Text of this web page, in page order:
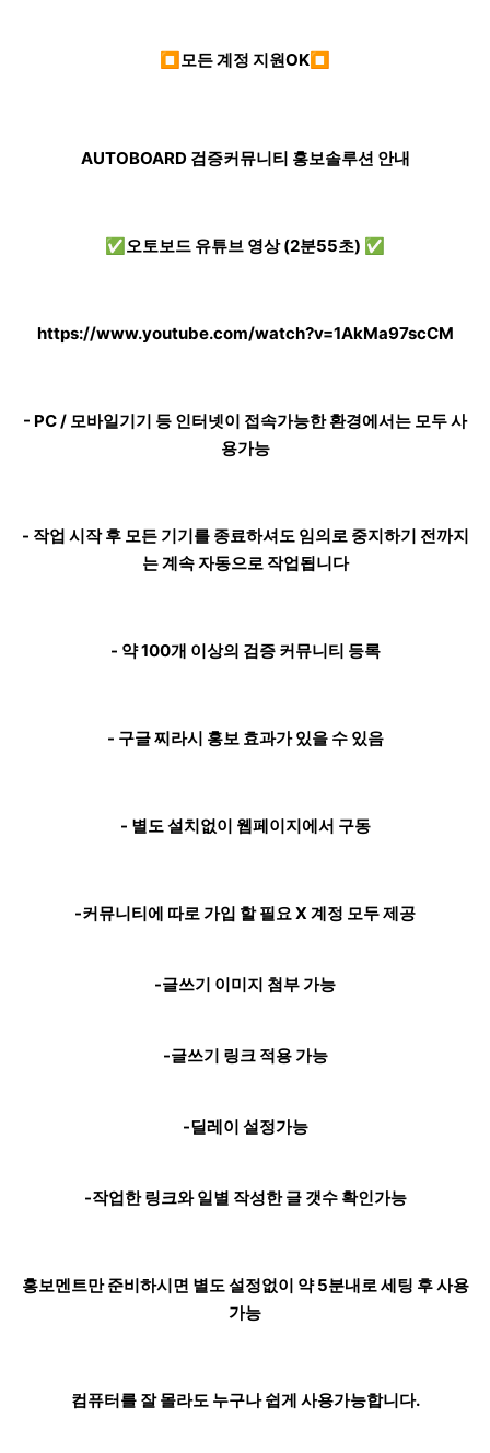
⏹모든 계정 지원OK⏹
AUTOBOARD 검증커뮤니티 홍보솔루션 안내
✅오토보드 유튜브 영상 (2분55초) ✅
https://www.youtube.com/watch?v=1AkMa97scCM
- PC / 모바일기기 등 인터넷이 접속가능한 환경에서는 모두 사
용가능
- 작업 시작 후 모든 기기를 종료하셔도 임의로 중지하기 전까지
는 계속 자동으로 작업됩니다
- 약 100개 이상의 검증 커뮤니티 등록
- 구글 찌라시 홍보 효과가 있을 수 있음
- 별도 설치없이 웹페이지에서 구동
-커뮤니티에 따로 가입 할 필요 X 계정 모두 제공
-글쓰기 이미지 첨부 가능
-글쓰기 링크 적용 가능
-딜레이 설정가능
-작업한 링크와 일별 작성한 글 갯수 확인가능
홍보멘트만 준비하시면 별도 설정없이 약 5분내로 세팅 후 사용
가능
컴퓨터를 잘 몰라도 누구나 쉽게 사용가능합니다.